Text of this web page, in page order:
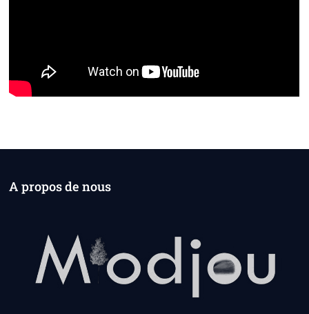
A propos de nous